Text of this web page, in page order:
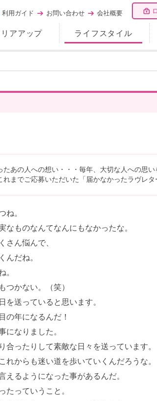
アアップ ライフスタイル
利用ガイド お問い合わせ 会社概要
あの人への想い・・・毎年、大切な人への思
までご応募いただいた「届かなかったラヴレタ
ね。
ものなんてなんにもなかったな。
さん悩んで、
んだね。
。
つかない。（笑）
を送っていると思います。
の年になるんだ！
になりました。
ったりして素敵な日々を送っています。
からも迷い道を歩いていくんだろうな。
えるようになった事があるんだ。
たっていうこと。